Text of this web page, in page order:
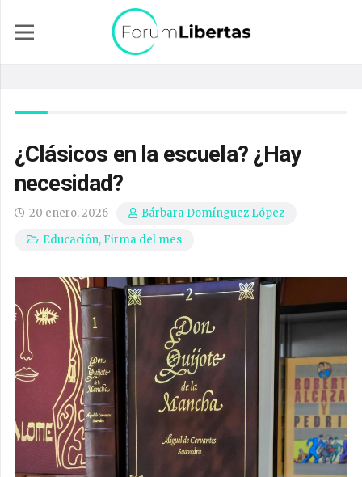
¿Clásicos en la escuela? ¿Hay
necesidad?
20 enero, 2026
Bárbara Domínguez López
Educación, Firma del mes